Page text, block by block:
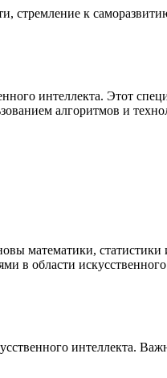
стремление к
интеллекта. Этот
алгоритмов и
математики, статистики
области искусственного
интеллекта.